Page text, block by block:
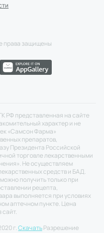
права защищены
РФ представленная на сайте
характер и не
«Самсон Фарма»
препаратов,
Президента Российской
торговле лекарственными
Не осуществляем
средств и БАД.
получить только при
рецепта,
выполняется при условиях
аптечном пункте. Цена
сайт.
г.СкачатьРазрешение